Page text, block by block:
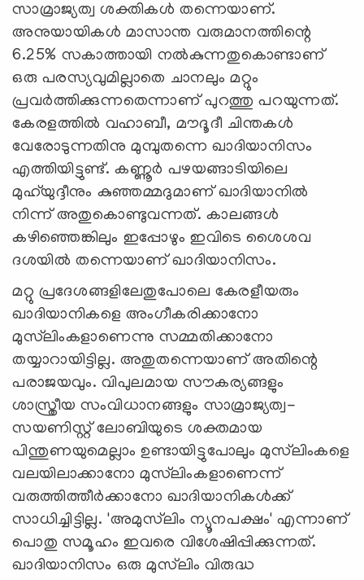
സാമ്രാജ്യത്വ ശക്തികള്‍ തന്നെയാണ്.
അനുയായികള്‍ മാസാന്ത വരുമാനത്തിന്റെ
6.25% സകാത്തായി നല്‍കുന്നതുകൊണ്ടാണ്
ഒരു പരസ്യവുമില്ലാതെ ചാനലും മറ്റും
പ്രവര്‍ത്തിക്കുന്നതെന്നാണ് പുറത്തു പറയുന്നത്.
കേരളത്തില്‍ വഹാബീ, മൗദൂദീ ചിന്തകള്‍
വേരോടുന്നതിനു മുമ്പുതന്നെ ഖാദിയാനിസം
എത്തിയിട്ടുണ്ട്. കണ്ണൂര്‍ പഴയങ്ങാടിയിലെ
മുഹ്‌യുദ്ദീനും കുഞ്ഞമ്മദുമാണ് ഖാദിയാനില്‍
നിന്ന് അതുകൊണ്ടുവന്നത്. കാലങ്ങള്‍
കഴിഞ്ഞെങ്കിലും ഇപ്പോഴും ഇവിടെ ശൈശവ
ദശയില്‍ തന്നെയാണ് ഖാദിയാനിസം.
മറ്റു പ്രദേശങ്ങളിലേതുപോലെ കേരളീയരും
ഖാദിയാനികളെ അംഗീകരിക്കാനോ
മുസ്‌ലിംകളാണെന്നു സമ്മതിക്കാനോ
തയ്യാറായിട്ടില്ല. അതുതന്നെയാണ് അതിന്റെ
പരാജയവും. വിപുലമായ സൗകര്യങ്ങളും
ശാസ്ത്രീയ സംവിധാനങ്ങളും സാമ്രാജ്യത്വ-
സയണിസ്റ്റ് ലോബിയുടെ ശക്തമായ
പിന്തുണയുമെല്ലാം ഉണ്ടായിട്ടുപോലും മുസ്‌ലിംകളെ
വലയിലാക്കാനോ മുസ്‌ലിംകളാണെന്ന്
വരുത്തിത്തീര്‍ക്കാനോ ഖാദിയാനികള്‍ക്ക്
സാധിച്ചിട്ടില്ല. 'അമുസ്‌ലിം ന്യൂനപക്ഷം' എന്നാണ്
പൊതു സമൂഹം ഇവരെ വിശേഷിപ്പിക്കുന്നത്.
ഖാദിയാനിസം ഒരു മുസ്‌ലിം വിരുദ്ധ